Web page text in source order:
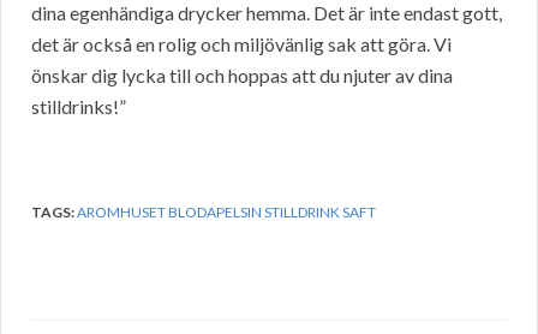
dina egenhändiga drycker hemma. Det är inte endast gott,
det är också en rolig och miljövänlig sak att göra. Vi
önskar dig lycka till och hoppas att du njuter av dina
stilldrinks!”
TAGS:AROMHUSET BLODAPELSIN STILLDRINK SAFT